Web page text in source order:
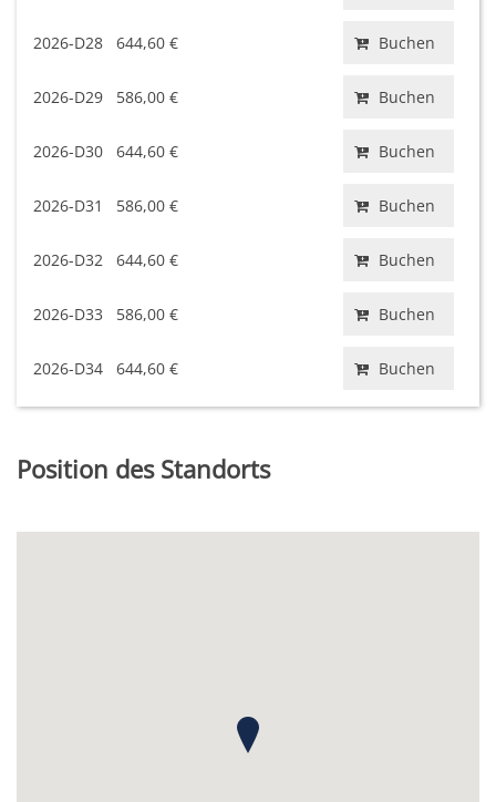
2026-D28 644,60 € Buchen
2026-D29 586,00 € Buchen
2026-D30 644,60 € Buchen
2026-D31 586,00 € Buchen
2026-D32 644,60 € Buchen
2026-D33 586,00 € Buchen
2026-D34 644,60 € Buchen
Position des Standorts